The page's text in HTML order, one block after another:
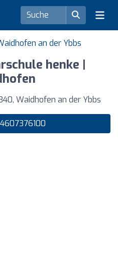
an der Ybbs
henke |
Waidhofen an der Ybbs